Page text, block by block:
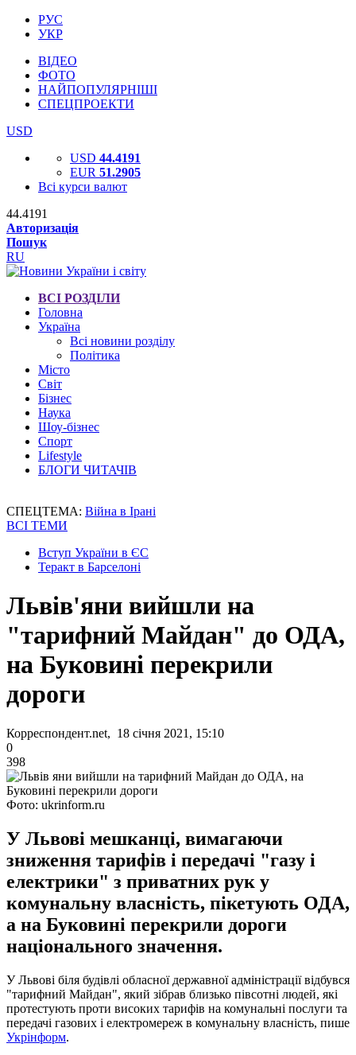
РУС
УКР
ВІДЕО
ФОТО
НАЙПОПУЛЯРНІШІ
СПЕЦПРОЕКТИ
USD
USD 44.4191
EUR 51.2905
Всі курси валют
44.4191
Авторизація
Пошук
RU
ВСІ РОЗДІЛИ
Головна
Україна
Всі новини розділу
Політика
Місто
Світ
Бізнес
Наука
Шоу-бізнес
Спорт
Lifestyle
БЛОГИ ЧИТАЧІВ
СПЕЦТЕМА: Війна в Ірані
ВСІ ТЕМИ
Вступ України в ЄС
Теракт в Барселоні
Львів'яни вийшли на
"тарифний Майдан" до ОДА,
на Буковині перекрили
дороги
Корреспондент.net, 18 січня 2021, 15:10
0
398
Фото: ukrinform.ru
У Львові мешканці, вимагаючи
зниження тарифів і передачі "газу і
електрики" з приватних рук у
комунальну власність, пікетують ОДА,
а на Буковині перекрили дороги
національного значення.
У Львові біля будівлі обласної державної адміністрації відбувся
"тарифний Майдан", який зібрав близько півсотні людей, які
протестують проти високих тарифів на комунальні послуги та
передачі газових і електромереж в комунальну власність, пише
Укрінформ.